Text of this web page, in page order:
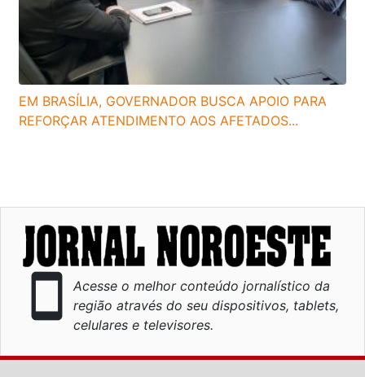
EM BRASÍLIA, GOVERNADOR BUSCA APOIO PARA
REFORÇAR ATENDIMENTO AOS AFETADOS...
smartphone
Acesse o melhor conteúdo jornalístico da
região através do seu dispositivos, tablets,
celulares e televisores.